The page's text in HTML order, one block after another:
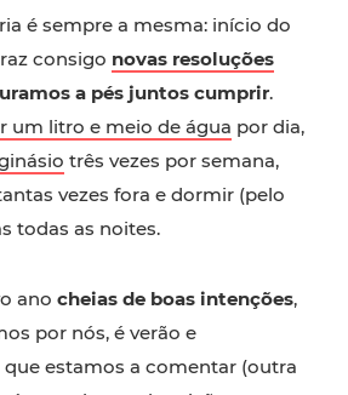
é sempre a mesma: início do
consigo novas resoluções
a pés juntos cumprir.
um litro e meio de água por dia,
três vezes por semana,
vezes fora e dormir (pelo
todas as noites.
ano cheias de boas intenções,
por nós, é verão e
estamos a comentar (outra